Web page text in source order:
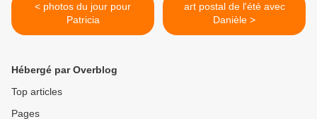
< photos du jour pour
Patricia
art postal de l'été avec
Danièle >
Hébergé par Overblog
Top articles
Pages